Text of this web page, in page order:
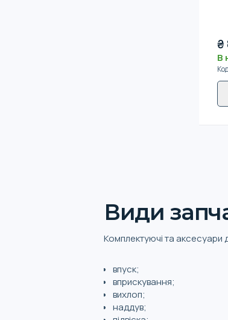
₴
В
Види
Комплектуючі та
впуск;
вприскування;
вихлоп;
наддув;